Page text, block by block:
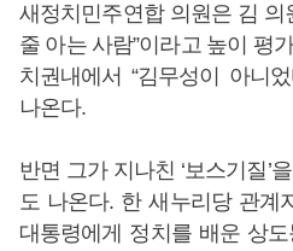
새정치민주연합 의원은 김 의
줄 아는 사람”이라고 높이 평
치권내에서 “김무성이 아니
나온다.
반면 그가 지나친 ‘보스기질’
도 나온다. 한 새누리당 관계
대통령에게 정치를 배운 상도